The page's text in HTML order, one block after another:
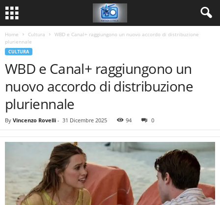
Home Cultura
WBD e Canal+ raggiungono un nuovo accordo di distribuzione
pluriennale
CULTURA
WBD e Canal+ raggiungono un
nuovo accordo di distribuzione
pluriennale
By Vincenzo Rovelli - 31 Dicembre 2025 94 0